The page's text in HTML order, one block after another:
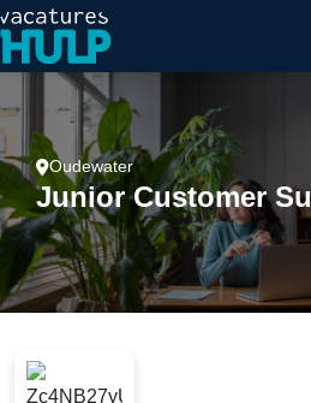
Oudewater
Junior Customer